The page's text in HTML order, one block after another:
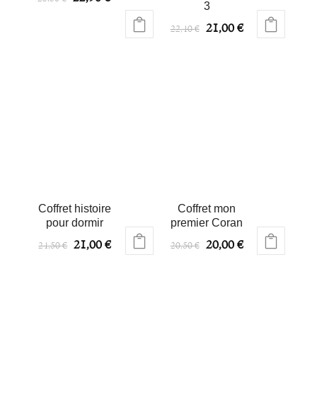
3
22,40€ 21,00 €
Coffret histoire
pour dormir
24,50€ 21,00€
Coffret mon
premier Coran
20,50€ 20,00 €